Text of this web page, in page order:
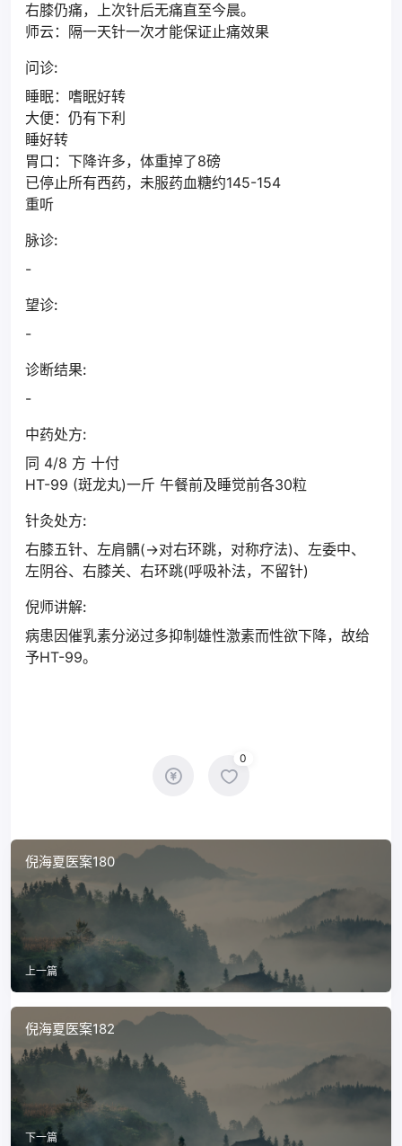
右膝仍痛，上次针后无痛直至今晨。
师云：隔一天针一次才能保证止痛效果
问诊:
睡眠：嗜眠好转
大便：仍有下利
睡好转
胃口：下降许多，体重掉了8磅
已停止所有西药，未服药血糖约145-154
重听
脉诊:
-
望诊:
-
诊断结果:
-
中药处方:
同 4/8 方 十付
HT-99 (斑龙丸)一斤 午餐前及睡觉前各30粒
针灸处方:
右膝五针、左肩髃(→对右环跳，对称疗法)、左委中、
左阴谷、右膝关、右环跳(呼吸补法，不留针)
倪师讲解:
病患因催乳素分泌过多抑制雄性激素而性欲下降，故给
予HT-99。
0
倪海夏医案180
上一篇
倪海夏医案182
下一篇